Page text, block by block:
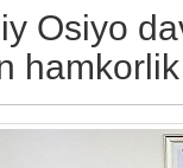
Osiyo